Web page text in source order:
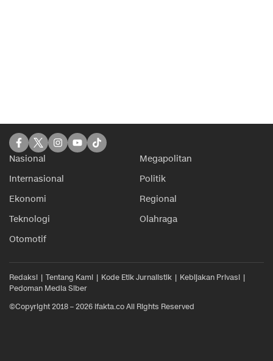
Nasional
Megapolitan
Internasional
Politik
Ekonomi
Regional
Teknologi
Olahraga
Otomotif
Redaksi Tentang Kami Kode Etik Jurnalistik
Kebijakan Privasi
Pedoman Media Siber
©Copyright 2018 – 2026 ifakta.co All Rights Reserved